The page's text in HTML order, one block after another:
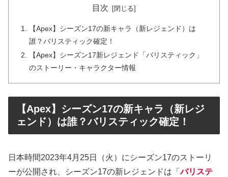
目次
【Apex】シーズン17の新キャラ（新レジェンド）は
誰？バリスティック確定！
【Apex】シーズン17新レジェンド「バリスティック」
のストーリー・キャラクター情報
【Apex】シーズン17の新キャラ（新レジ
ェンド）は誰？バリスティック確定！
日本時間2023年4月25日（火）にシーズン17のストーリ
ーが公開され、シーズン17の新レジェンドは「バリステ